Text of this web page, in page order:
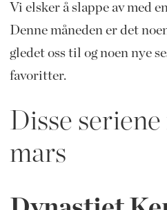
Vi elsker å slappe av med
Denne måneden er det
gledet oss til og noen nye
favoritter.
Disse seriene
mars